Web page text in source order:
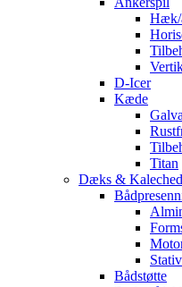
Hæk/
D-Icer
Kæde
Titan
Dæks &
Bådstøtte